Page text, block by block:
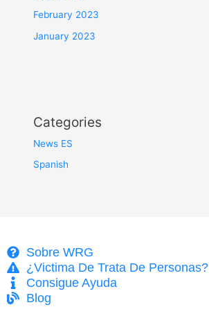
February 2023
January 2023
Categories
News ES
Spanish
Sobre WRG
¿Victima De Trata De Personas?
Consigue Ayuda
Blog